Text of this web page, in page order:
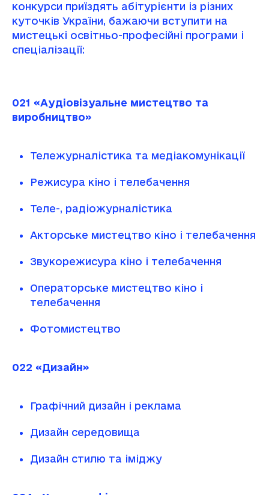
конкурси приїздять абітурієнти із різних
куточків України, бажаючи вступити на
мистецькі освітньо-професійні програми і
спеціалізації:
021 «Аудіовізуальне мистецтво та
виробництво»
Тележурналістика та медіакомунікації
Режисура кіно і телебачення
Теле-, радіожурналістика
Акторське мистецтво кіно і телебачення
Звукорежисура кіно і телебачення
Операторське мистецтво кіно і
телебачення
Фотомистецтво
022 «Дизайн»
Графічний дизайн і реклама
Дизайн середовища
Дизайн стилю та іміджу